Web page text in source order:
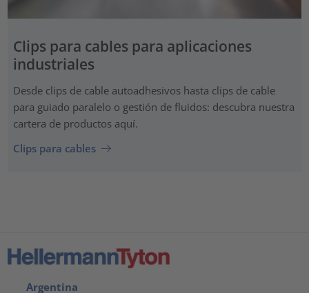
Clips para cables para aplicaciones
industriales
Desde clips de cable autoadhesivos hasta clips de cable
para guiado paralelo o gestión de fluidos: descubra nuestra
cartera de productos aquí.
Clips para cables
Argentina